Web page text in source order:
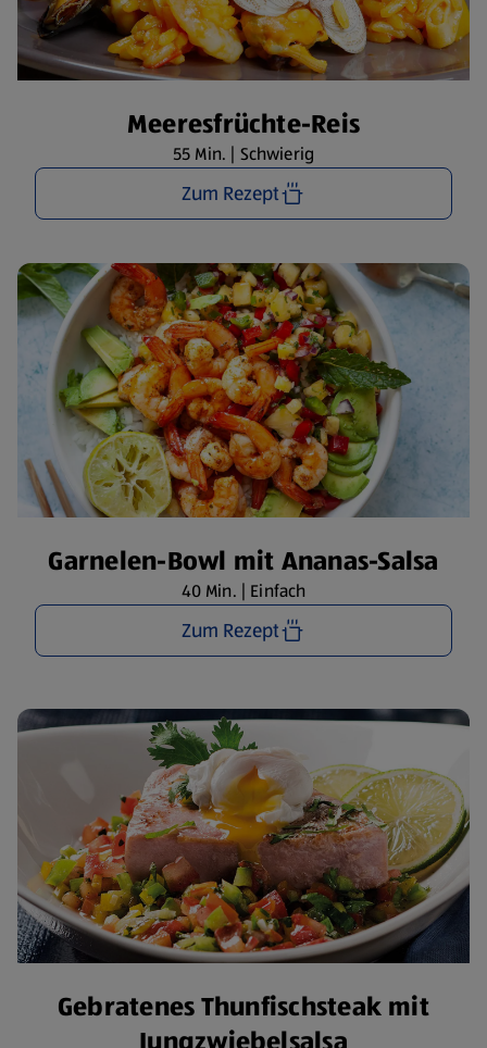
Meeresfrüchte-Reis
55 Min. | Schwierig
Zum Rezept
Garnelen-Bowl mit Ananas-Salsa
40 Min. | Einfach
Zum Rezept
Gebratenes Thunfischsteak mit